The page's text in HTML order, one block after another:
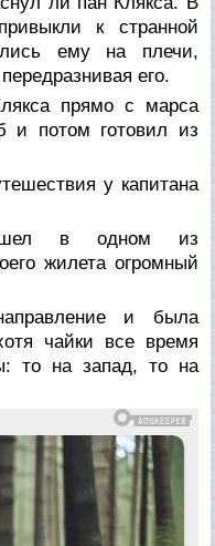
к странной
ему на плечи,
его.
прямо с марса
и потом готовил из
у капитана
в одном из
жилета огромный
и была
чайки все время
то на запад, то на